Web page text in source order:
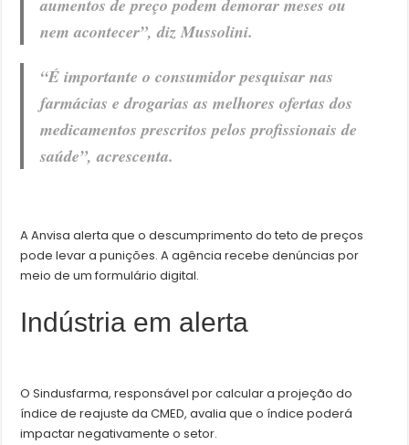
aumentos de preço podem demorar meses ou
nem acontecer”, diz Mussolini.
“É importante o consumidor pesquisar nas
farmácias e drogarias as melhores ofertas dos
medicamentos prescritos pelos profissionais de
saúde”, acrescenta.
A Anvisa alerta que o descumprimento do teto de preços
pode levar a punições. A agência recebe denúncias por
meio de um formulário digital.
Indústria em alerta
O Sindusfarma, responsável por calcular a projeção do
índice de reajuste da CMED, avalia que o índice poderá
impactar negativamente o setor.